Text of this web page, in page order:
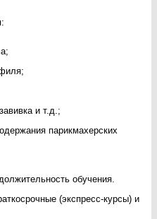
и т.д.;
парикмахерских
обучения.
(экспресс-курсы) и